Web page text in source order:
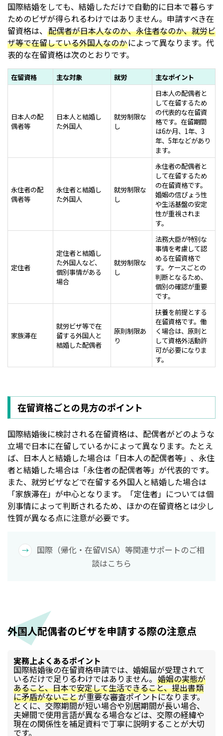
国際結婚をしても、結婚しただけで自動的に日本で暮らす
ためのビザが得られるわけではありません。申請すべき在
留資格は、 配偶者が日本人なのか、永住者なのか、就労ビ
ザ等で在留している外国人なのかによって異なります。代
表的な在留資格は次のとおりです。
在留資格 主な対象 就労 主なポイント
日本人の配
偶者等
日本人と結婚し
た外国人
就労制限な
し
日本人の配偶者と
して在留するため
の代表的な在留資
格です。在留期間
は6か月、1年、3
年、5年などがあり
ます。
永住者の配
偶者等
永住者と結婚し
た外国人
就労制限な
し
永住者の配偶者と
して在留するため
の在留資格です。
婚姻の信ぴょう性
や生活基盤の安定
性が重視されま
す。
定住者
定住者と結婚し
た外国人など、
個別事情がある
場合
就労制限な
し
法務大臣が特別な
事情を考慮して認
める在留資格で
す。ケースごとの
判断となるため、
個別の確認が重要
です。
家族滞在
就労ビザ等で在
留する外国人と
結婚した配偶者
原則制限あ
り
扶養を前提とする
在留資格です。働
く場合は、原則と
して資格外活動許
可が必要になりま
す。
在留資格ごとの見方のポイント
国際結婚後に検討される在留資格は、配偶者がどのような
立場で日本に在留しているかによって異なります。たとえ
ば、日本人と結婚した場合は「日本人の配偶者等」、永住
者と結婚した場合は「永住者の配偶者等」が代表的です。
また、就労ビザなどで在留する外国人と結婚した場合は
「家族滞在」が中心となります。「定住者」については個
別事情によって判断されるため、ほかの在留資格とは少し
性質が異なる点に注意が必要です。
国際（帰化・在留VISA）等関連サポートのご相
談はこちら
外国人配偶者のビザを申請する際の注意点
実務上よくあるポイント
国際結婚後の在留資格申請では、婚姻届が受理されて
いるだけで足りるわけではありません。 婚姻の実態が
あること、日本で安定して生活できること、提出書類
に矛盾がないことが重要な審査ポイントになります。
とくに、交際期間が短い場合や別居期間が長い場合、
夫婦間で使用言語が異なる場合などは、交際の経緯や
現在の関係性を補足資料で丁寧に説明することが大切
です。